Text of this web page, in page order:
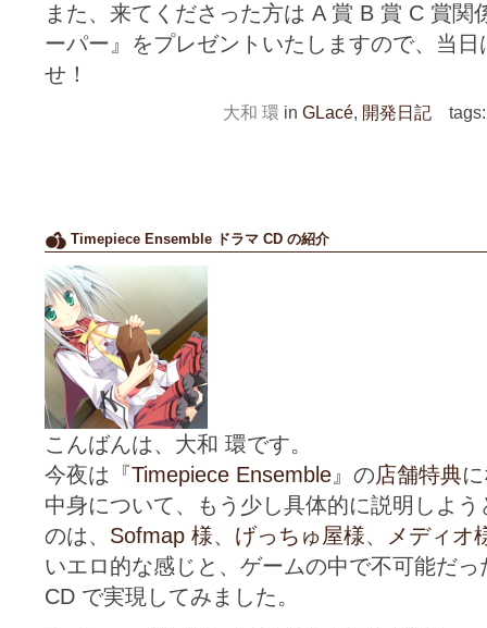
また、来てくださった方は A 賞 B 賞 C 賞関
ーパー』をプレゼントいたしますので、当
せ！
大和 環 in GLacé, 開発日記
Timepiece Ensemble ドラマ CD の紹介
こんばんは、大和 環です。
今夜は『Timepiece Ensemble 』の店舗特典
中身について、もう少し具体的に説明しよ
のは、 Sofmap 様、 げっちゅ屋様、
メディオ
いエロ的な感じと、ゲームの中で不可能だ
CD で実現してみました。